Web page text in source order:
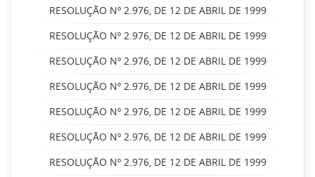
RESOLUÇÃO Nº 2.976, DE 12 DE ABRIL DE 1999
RESOLUÇÃO Nº 2.976, DE 12 DE ABRIL DE 1999
RESOLUÇÃO Nº 2.976, DE 12 DE ABRIL DE 1999
RESOLUÇÃO Nº 2.976, DE 12 DE ABRIL DE 1999
RESOLUÇÃO Nº 2.976, DE 12 DE ABRIL DE 1999
RESOLUÇÃO Nº 2.976, DE 12 DE ABRIL DE 1999
RESOLUÇÃO Nº 2.976, DE 12 DE ABRIL DE 1999